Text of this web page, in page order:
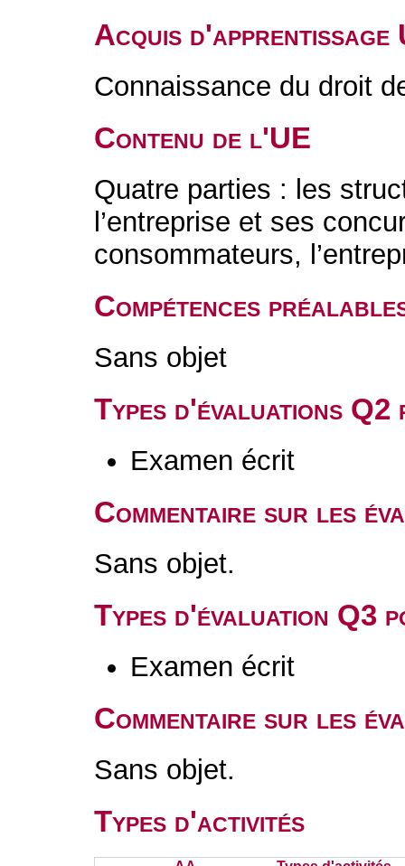
Acquis d'apprentissage
Connaissance du droit
Contenu de l'UE
Quatre parties : les
l’entreprise et ses
consommateurs,
Compétences
Sans objet
Types d'évaluations
Examen écrit
Commentaire sur les
Sans objet.
Types d'évaluation Q3
Examen écrit
Commentaire sur les
Sans objet.
Types d'activités